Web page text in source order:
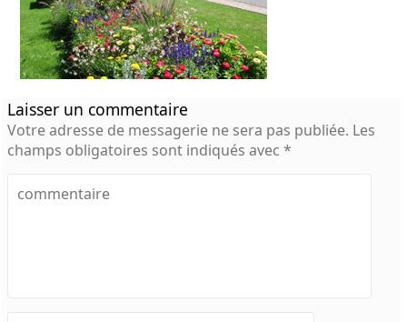
Laisser un commentaire
Votre adresse de messagerie ne sera pas publiée. Les
champs obligatoires sont indiqués avec*